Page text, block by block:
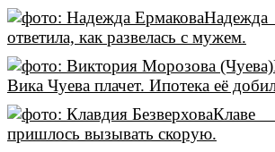
ответила, как развелась с мужем.
Вика Чуева плачет. Ипотека её
Клаве
пришлось вызывать скорую.